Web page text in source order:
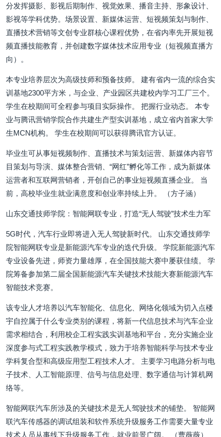
分发挥摄影、影视后期制作、视觉效果、播音主持、形象设计、
影视等学科优势。场景设置、新媒体运营、短视频策划与制作、
直播技术营销等文创专业群核心课程优势，在省内率先开展短视
频直播技能教育，并创建数字媒体技术应用专业（短视频直播方
向）。
本专业培养层次为高级技师和预备技师。 建有省内一流的综合实
训基地2300平方米，与企业、产业园区共建校内学习工厂三个。
学生在校期间可全程参与项目实际操作。 把握行业动态。 本专
业与腾讯营销学院合作共建生产型实训基地，成立省内首家大学
生MCN机构。 学生在校期间可以获得腾讯官方认证。
毕业生可从事短视频制作、直播技术与策划运营、新媒体内容节
目策划与导演、媒体整合营销、“网红”孵化等工作，成为新媒体
运营者和互联网营销者，开创自己的事业短视频直播企业。 当
前，高校毕业生就业满意度和创业率持续上升。 （方子涵）
山东交通技师学院：智能网联专业，打造“无人驾驶”技术生力军
5G时代，汽车行业即将进入无人驾驶新时代。 山东交通技师学
院智能网联专业是新能源汽车专业的迭代升级。 学院新能源汽车
专业设备先进，师资力量雄厚，在全国技能大赛中屡获佳绩。 学
院筹备参加第二届全国新能源汽车关键技术技能大赛新能源汽车
智能技术竞赛。
该专业人才培养以汽车智能化、信息化、网络化领域为切入点楼
宇自控属于什么专业类别的课程，将新一代信息技术与汽车企业
需求相结合，利用校企工程实践实训基地和平台，充分实施企业
深度参与式工程实践教学模式，致力于培养智能科学与技术专业
学科复合型和高级应用型工程技术人才。 主要学习电路分析与电
子技术、人工智能原理、信号与信息处理、数字通信与计算机网
络等。
智能网联汽车所涉及的关键技术是无人驾驶技术的铺垫。 智能网
联汽车传感器的调试组装和软件系统升级服务工作需要大量专业
技术人员从事线下升级服务工作，就业前景广阔。 （曹薇薇）